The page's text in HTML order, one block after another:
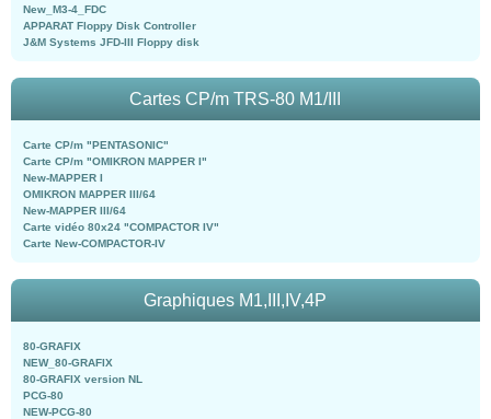
New_M3-4_FDC
APPARAT Floppy Disk Controller
J&M Systems JFD-III Floppy disk
Cartes CP/m TRS-80 M1/III
Carte CP/m "PENTASONIC"
Carte CP/m "OMIKRON MAPPER I"
New-MAPPER I
OMIKRON MAPPER III/64
New-MAPPER III/64
Carte vidéo 80x24 "COMPACTOR IV"
Carte New-COMPACTOR-IV
Graphiques M1,III,IV,4P
80-GRAFIX
NEW_80-GRAFIX
80-GRAFIX version NL
PCG-80
NEW-PCG-80